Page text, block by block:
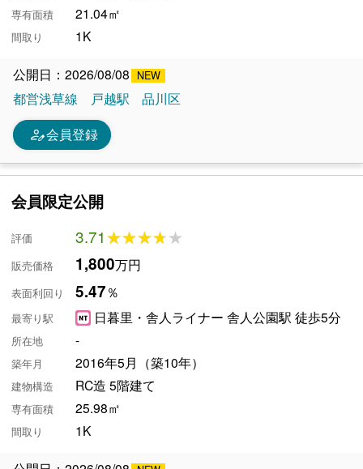
専有面積 21.04㎡
間取り 1K
公開日：2026/08/08
都営浅草線
戸越駅 品川区
person_edit会員登録
会員限定公開
評価 3.71★★★★★
★★★★★
販売価格 1,800万円
表面利回り 5.47％
最寄り駅 日暮里・舎人ライナー 舎人公園駅 徒歩5分
所在地 -
築年月 2016年5月（築10年）
建物構造 RC造 5階建て
専有面積 25.98㎡
間取り 1K